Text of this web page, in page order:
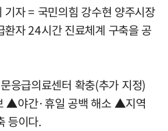
자 = 국민의힘 강수현 양주시장
자 24시간 진료체계 구축을 공
응급의료센터 확충(추가 지정)
▲야간·휴일 공백 해소 ▲지역
등이다.